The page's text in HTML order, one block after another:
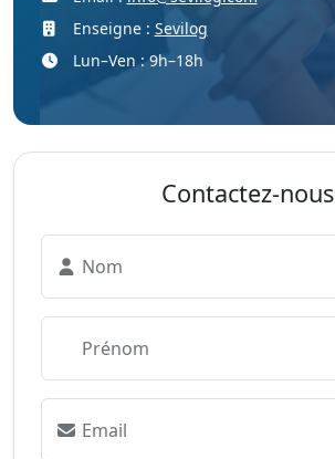
Enseigne : Sevilog
Lun–Ven : 9h–18h
Contactez-nous
Nom
Prénom
Email